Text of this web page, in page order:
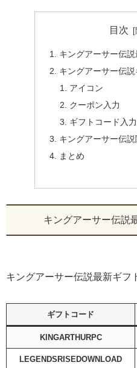
目次
キングアーサー伝
キングアーサー伝
アイコン
クーポン入力
ギフトコード入力
キングアーサー伝
まとめ
キングアーサー伝説
キングアーサー伝説最新ギフ
ギフトコード
KINGARTHURPC
LEGENDSRISEDOWNLOAD